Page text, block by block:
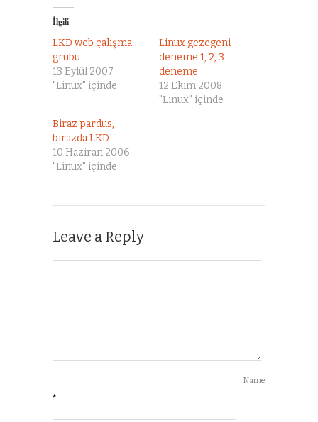
İlgili
LKD web çalışma
grubu
13 Eylül 2007
"Linux" içinde
Linux gezegeni
deneme 1, 2, 3
deneme
12 Ekim 2008
"Linux" içinde
Biraz pardus,
birazda LKD
10 Haziran 2006
"Linux" içinde
Leave a Reply
Name
*